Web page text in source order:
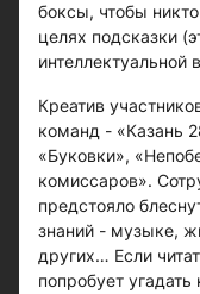
боксы, чтобы
целях подсказки
интеллектуальной
Креатив
команд - «Казань
«Буковки»,
комиссаров».
предстояло
знаний - музыке,
других… Если
попробует